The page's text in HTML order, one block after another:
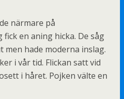
närmare på
en aning hicka. De såg
hade moderna inslag.
i vår tid. Flickan satt vid
i håret. Pojken välte en